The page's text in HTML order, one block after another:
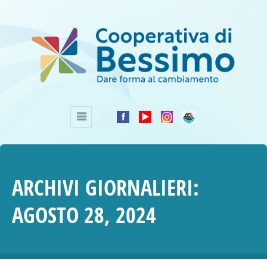
ARCHIVI GIORNALIERI:
AGOSTO 28, 2024